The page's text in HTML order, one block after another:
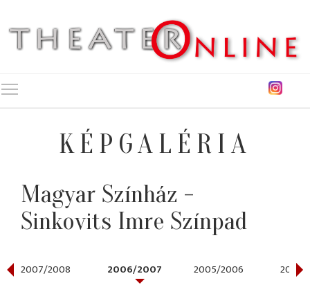
KÉPGALÉRIA
Magyar Színház -
Sinkovits Imre Színpad
2007/2008 2006/2007 2005/2006